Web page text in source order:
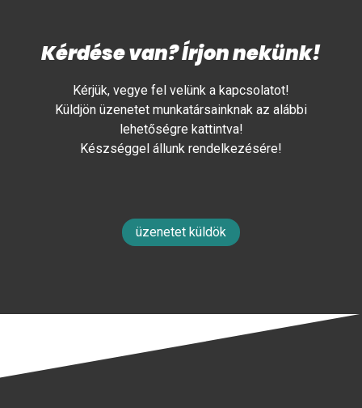
Kérdése van? Írjon nekünk!
Kérjük, vegye fel velünk a kapcsolatot!
Küldjön üzenetet munkatársainknak az alábbi
lehetőségre kattintva!
Készséggel állunk rendelkezésére!
üzenetet küldök